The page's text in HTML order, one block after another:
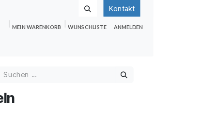
Kontakt
MEIN WARENKORB WUNSCHLISTE ANMELDEN